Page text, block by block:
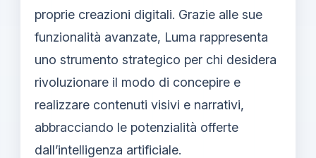
proprie creazioni digitali. Grazie alle sue
funzionalità avanzate, Luma rappresenta
uno strumento strategico per chi desidera
rivoluzionare il modo di concepire e
realizzare contenuti visivi e narrativi,
abbracciando le potenzialità offerte
dall’intelligenza artificiale.